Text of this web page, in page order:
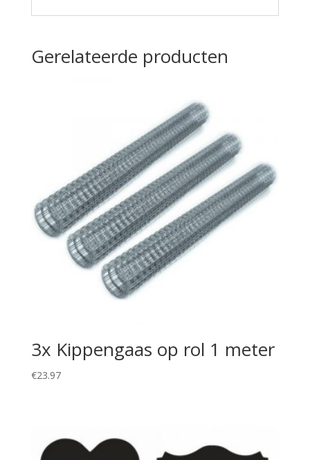
Gerelateerde producten
3x Kippengaas op rol 1 meter
€23.97